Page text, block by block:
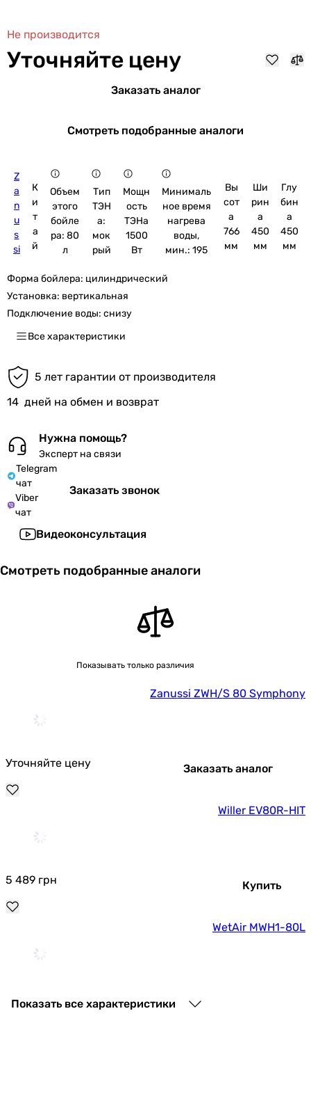
Не производится
Уточняйте цену
Заказать аналог
Смотреть подобранные аналоги
Z
a
n
u
s
si
К
и
т
а
й
Объем
этого
бойле
ра: 80
л
Тип
ТЭН
а:
мок
рый
Мощн
ость
ТЭНа
1500
Вт
Минималь
ное время
нагрева
воды,
мин.: 195
Вы
сот
а
766
мм
Ши
рин
а
450
мм
Глу
бин
а
450
мм
Форма бойлера: цилиндрический
Установка: вертикальная
Подключение воды: снизу
Все характеристики
5 лет гарантии от производителя
14 дней на обмен и возврат
Нужна помощь?
Эксперт на связи
Telegram
чат
Viber
чат
Заказать звонок
Видеоконсультация
Смотреть подобранные аналоги
Показывать только различия
Zanussi ZWH/S 80 Symphony
Уточняйте цену Заказать аналог
Willer EV80R-HIT
5 489 грн Купить
WetAir MWH1-80L
6 099
Показать все характеристики